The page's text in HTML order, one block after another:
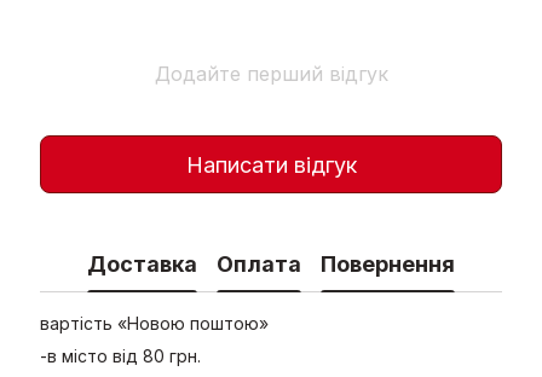
Додайте перший відгук
Написати відгук
Доставка Оплата Повернення
вартість «Новою поштою»
-в місто від 80 грн.